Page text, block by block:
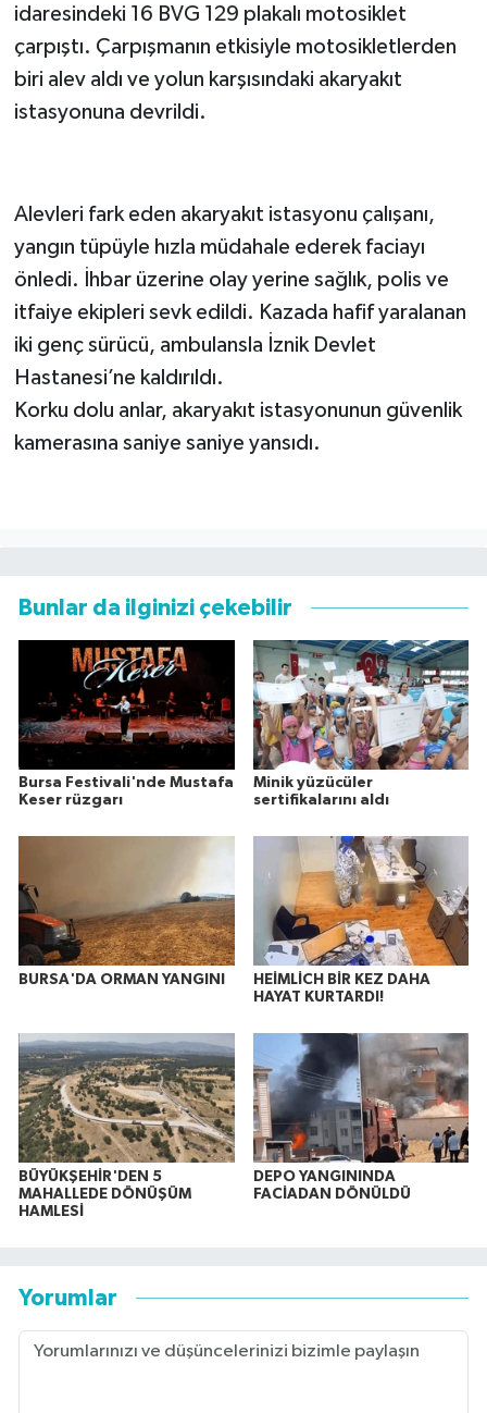
idaresindeki 16 BVG 129 plakalı motosiklet
çarpıştı. Çarpışmanın etkisiyle motosikletlerden
biri alev aldı ve yolun karşısındaki akaryakıt
istasyonuna devrildi.
Alevleri fark eden akaryakıt istasyonu çalışanı,
yangın tüpüyle hızla müdahale ederek faciayı
önledi. İhbar üzerine olay yerine sağlık, polis ve
itfaiye ekipleri sevk edildi. Kazada hafif yaralanan
iki genç sürücü, ambulansla İznik Devlet
Hastanesi’ne kaldırıldı.
Korku dolu anlar, akaryakıt istasyonunun güvenlik
kamerasına saniye saniye yansıdı.
Bunlar da ilginizi çekebilir
Bursa Festivali'nde Mustafa
Keser rüzgarı
Minik yüzücüler
sertifikalarını aldı
BURSA'DA ORMAN YANGINI
HEİMLİCH BİR KEZ DAHA
HAYAT KURTARDI!
BÜYÜKŞEHİR'DEN 5
MAHALLEDE DÖNÜŞÜM
HAMLESİ
DEPO YANGININDA
FACİADAN DÖNÜLDÜ
Yorumlar